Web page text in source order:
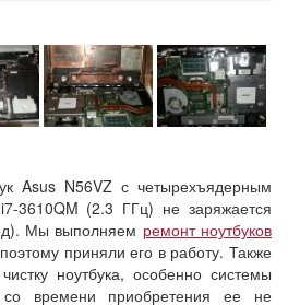
Asus N56VZ с четырехъядерным
3610QM (2.3 ГГц) не заряжается
Мы выполняем ремонт ноутбуков
приняли его в работу. Также
ноутбука, особенно системы
со времени приобретения ее не